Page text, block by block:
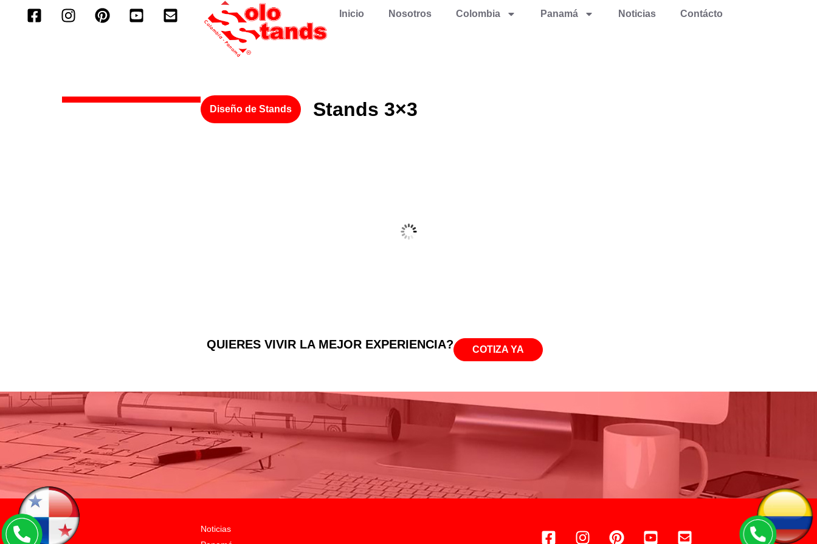
Inicio Nosotros Colombia Panamá Noticias Contácto
Diseño de Stands Stands 3×3
QUIERES VIVIR LA MEJOR EXPERIENCIA? COTIZA YA
Noticias